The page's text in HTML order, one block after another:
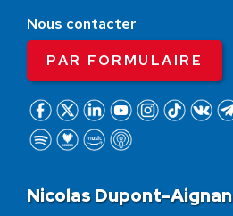
Nous contacter
PAR FORMULAIRE
Nicolas Dupont-Aignan